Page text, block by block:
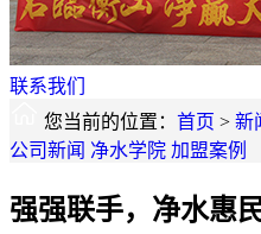
联系我们
您当前的位置： 首页 > 新
公司新闻 净水学院 加盟案例
强强联手，净水惠